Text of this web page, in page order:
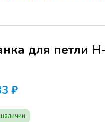
для петли
₽
продукции MODUSи
актуальные решения
Расписание:
Начало в отеле АЗИЯ по
Абакан, ул. Кирова, 114